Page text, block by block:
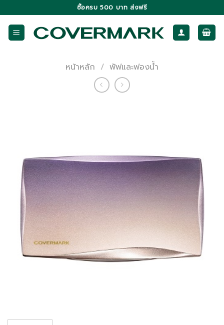
to
content
ซื้อครบ 500 บาท ส่งฟรี
หน้าหลัก / พัฟและฟองน้ำ